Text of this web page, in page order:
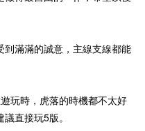
滿滿的誠意，主線支線都能
玩時，虎落的時機都不太好
直接玩5版。